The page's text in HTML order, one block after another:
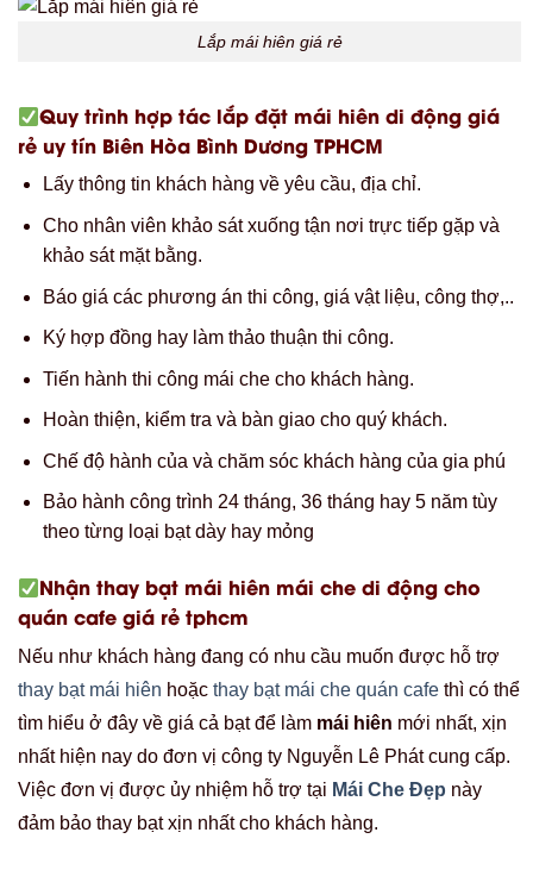
Lắp mái hiên giá rẻ
Quy trình hợp tác lắp đặt mái hiên di động giá
rẻ uy tín Biên Hòa Bình Dương TPHCM
Lấy thông tin khách hàng về yêu cầu, địa chỉ.
Cho nhân viên khảo sát xuống tận nơi trực tiếp gặp và
khảo sát mặt bằng.
Báo giá các phương án thi công, giá vật liệu, công thợ,..
Ký hợp đồng hay làm thảo thuận thi công.
Tiến hành thi công mái che cho khách hàng.
Hoàn thiện, kiểm tra và bàn giao cho quý khách.
Chế độ hành của và chăm sóc khách hàng của gia phú
Bảo hành công trình 24 tháng, 36 tháng hay 5 năm tùy
theo từng loại bạt dày hay mỏng
Nhận thay bạt mái hiên mái che di động cho
quán cafe giá rẻ tphcm
Nếu như khách hàng đang có nhu cầu muốn được hỗ trợ
thay bạt mái hiên hoặc thay bạt mái che quán cafe thì có thể
tìm hiểu ở đây về giá cả bạt để làm mái hiên mới nhất, xịn
nhất hiện nay do đơn vị công ty Nguyễn Lê Phát cung cấp.
Việc đơn vị được ủy nhiệm hỗ trợ tại Mái Che Đẹp này
đảm bảo thay bạt xịn nhất cho khách hàng.